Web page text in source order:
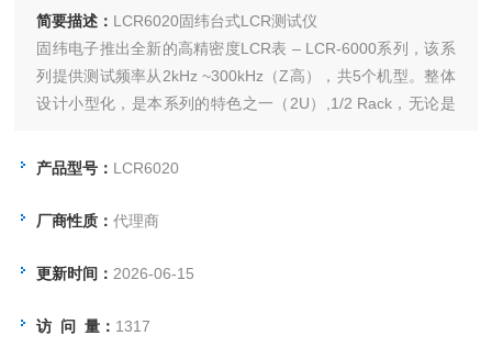
简要描述： LCR6020固纬台式LCR测试仪
固纬电子推出全新的高精密度LCR表 – LCR-6000系列，该系
列提供测试频率从2kHz ~300kHz（Z高），共5个机型。整体
设计小型化，是本系列的特色之一（2U）,1/2 Rack，无论是
虽然LCR-6000系列小型化了，但它所能提供的多样丰富的特
产品型号： LCR6020
厂商性质：代理商
更新时间： 2026-06-15
访 问 量： 1317